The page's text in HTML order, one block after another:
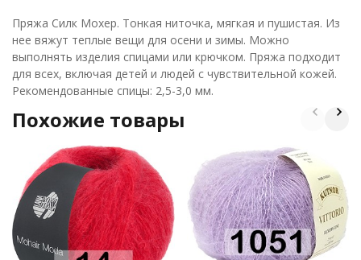
Пряжа Силк Мохер. Тонкая ниточка, мягкая и пушистая. Из
нее вяжут теплые вещи для осени и зимы. Можно
выполнять изделия спицами или крючком. Пряжа подходит
для всех, включая детей и людей с чувствительной кожей.
Рекомендованные спицы: 2,5-3,0 мм.
Похожие товары